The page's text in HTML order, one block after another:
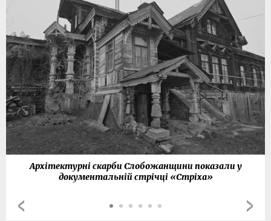
Архітектурні скарби Слобожанщини показали у
документальній стрічці «Стріха»